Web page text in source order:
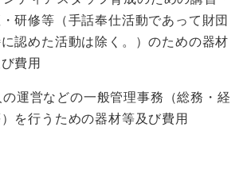
研修等（手話奉仕活動であって財団
認めた活動は除く。）のための器材
費用
の運営などの一般管理事務（総務・経
を行うための器材等及び費用